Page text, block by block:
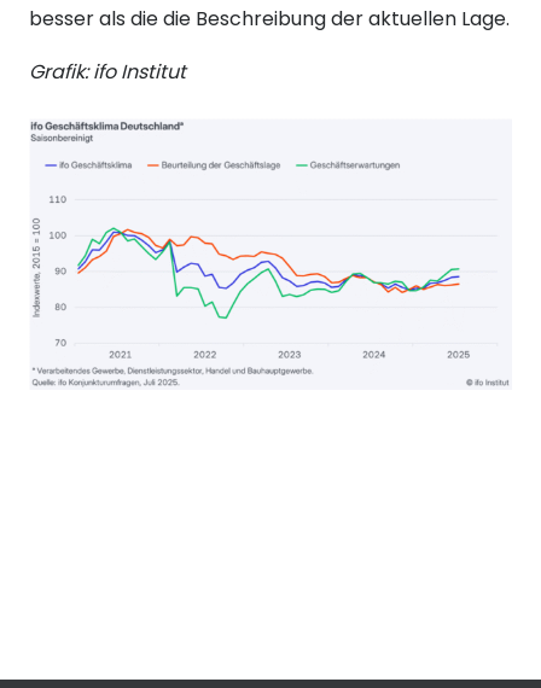
besser als die die Beschreibung der aktuellen Lage.
Grafik: ifo Institut